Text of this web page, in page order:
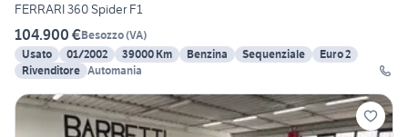
FERRARI 360 Spider F1
104.900 €Besozzo(VA)
Usato
01/2002 39000 Km Benzina Sequenziale
Euro 2
Rivenditore Automania